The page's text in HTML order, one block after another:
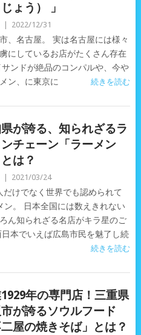
ょう） 」
2022/12/31
、名古屋。 実は名古屋には様々
にしているお店がたくさん存在
ンドが絶品のコンパルや、今や
ン、に東京に
続きを読む
が誇る、知られざるラ
チェーン「ラーメン
は？
2021/03/24
だけでなく世界でも認められて
。 日本全国には数えきれない
ん知られざる名店がキラ星のご
本でいえば広島市民を魅了し続
続きを読む
年の専門店！三重県
が誇るソウルフード
二屋の焼きそば」とは？